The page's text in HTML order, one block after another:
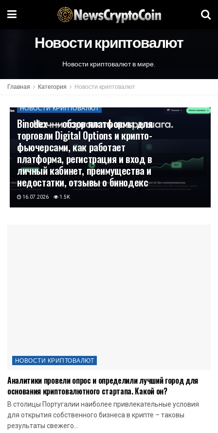
Новости криптовалют
Новости криптовалют в мире.
Главная Категория Новости криптовалют
НОВОСТИ КРИПТОВАЛЮТ
Binodex — обзор платформы для
торговли Digital Options и крипто-
фьючерсами, как работает
платформа, регистрация и вход в
личный кабинет, преимущества и
недостатки, отзывы о бинодекс
16.07.2026 1.5K
НОВОСТИ КРИПТОВАЛЮТ
Аналитики провели опрос и определили лучший город для
основания криптовалютного стартапа. Какой он?
В столицы Португалии наиболее привлекательные условия
для открытия собственного бизнеса в крипте – таковы
результаты свежего...